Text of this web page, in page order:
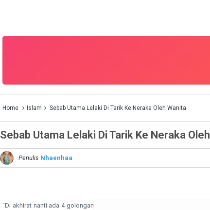
Home Islam Sebab Utama Lelaki Di Tarik Ke Neraka Oleh Wanita
Sebab Utama Lelaki Di Tarik Ke Neraka
Penulis Nhaenhaa
"Di akhirat nanti ada 4 golongan